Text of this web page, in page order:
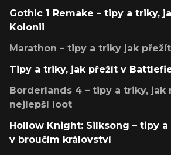
Gothic 1 Remake – tipy a triky,
Kolonii
Marathon – tipy a triky jak
Tipy a triky, jak přežít v
Borderlands 4 – tipy a triky, jak
nejlepší loot
Hollow Knight: Silksong – tipy
v broučím království